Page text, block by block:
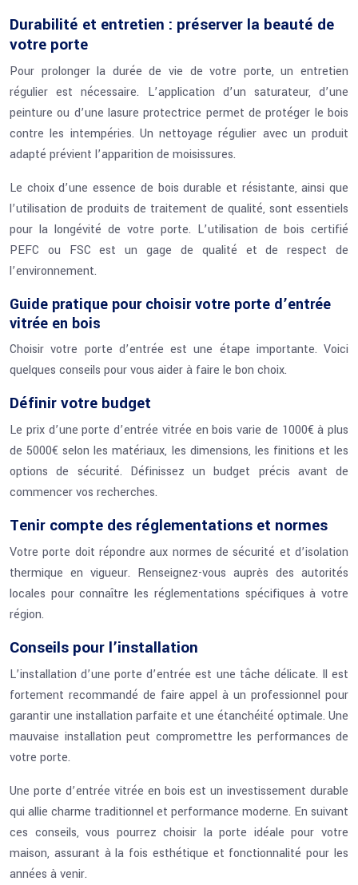
Durabilité et entretien : préserver la beauté de
votre porte
Pour prolonger la durée de vie de votre porte, un entretien
régulier est nécessaire. L’application d’un saturateur, d’une
peinture ou d’une lasure protectrice permet de protéger le bois
contre les intempéries. Un nettoyage régulier avec un produit
adapté prévient l’apparition de moisissures.
Le choix d’une essence de bois durable et résistante, ainsi que
l’utilisation de produits de traitement de qualité, sont essentiels
pour la longévité de votre porte. L’utilisation de bois certifié
PEFC ou FSC est un gage de qualité et de respect de
l’environnement.
Guide pratique pour choisir votre porte d’entrée
vitrée en bois
Choisir votre porte d’entrée est une étape importante. Voici
quelques conseils pour vous aider à faire le bon choix.
Définir votre budget
Le prix d’une porte d’entrée vitrée en bois varie de 1000€ à plus
de 5000€ selon les matériaux, les dimensions, les finitions et les
options de sécurité. Définissez un budget précis avant de
commencer vos recherches.
Tenir compte des réglementations et normes
Votre porte doit répondre aux normes de sécurité et d’isolation
thermique en vigueur. Renseignez-vous auprès des autorités
locales pour connaître les réglementations spécifiques à votre
région.
Conseils pour l’installation
L’installation d’une porte d’entrée est une tâche délicate. Il est
fortement recommandé de faire appel à un professionnel pour
garantir une installation parfaite et une étanchéité optimale. Une
mauvaise installation peut compromettre les performances de
votre porte.
Une porte d’entrée vitrée en bois est un investissement durable
qui allie charme traditionnel et performance moderne. En suivant
ces conseils, vous pourrez choisir la porte idéale pour votre
maison, assurant à la fois esthétique et fonctionnalité pour les
années à venir.